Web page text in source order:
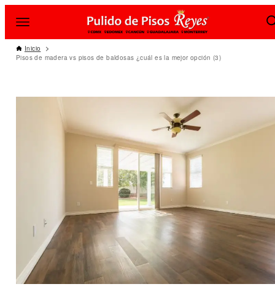
Inicio
Pisos de madera vs pisos de baldosas ¿cuál es la mejor opción (3)